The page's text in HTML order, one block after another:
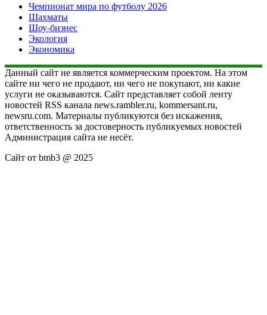
Чемпионат мира по футболу 2026
Шахматы
Шоу-бизнес
Экология
Экономика
Данный сайт не является коммерческим проектом. На этом
сайте ни чего не продают, ни чего не покупают, ни какие
услуги не оказываются. Сайт представляет собой ленту
новостей RSS канала news.rambler.ru, kommersant.ru,
newsru.com. Материалы публикуются без искажения,
ответственность за достоверность публикуемых новостей
Администрация сайта не несёт.
Сайт от bmb3 @ 2025